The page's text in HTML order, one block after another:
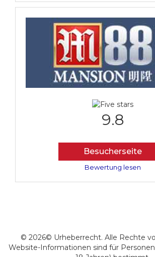
9.8
Besucherseite
Bewertung lesen
© 2026© Urheberrecht. Alle Rechte
Website-Informationen sind für